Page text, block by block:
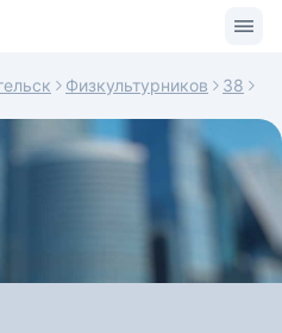
Физкультурников 38